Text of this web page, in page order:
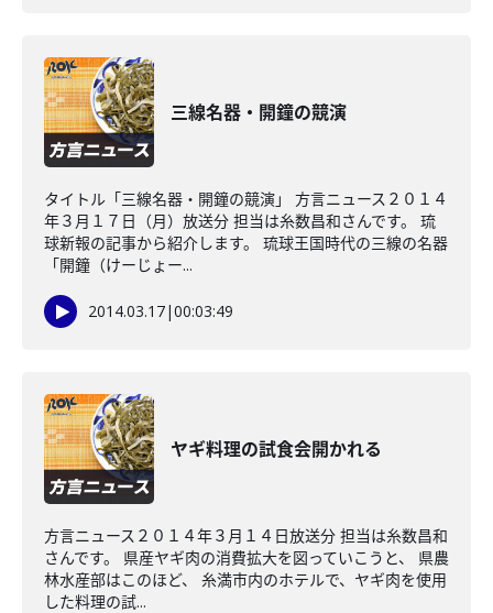
三線名器・開鐘の競演
タイトル「三線名器・開鐘の競演」 方言ニュース２０１４
年３月１７日（月）放送分 担当は糸数昌和さんです。 琉
球新報の記事から紹介します。 琉球王国時代の三線の名器
「開鐘（けーじょー...
2014.03.17|00:03:49
ヤギ料理の試食会開かれる
方言ニュース２０１４年３月１４日放送分 担当は糸数昌和
さんです。 県産ヤギ肉の消費拡大を図っていこうと、 県農
林水産部はこのほど、 糸満市内のホテルで、ヤギ肉を使用
した料理の試...